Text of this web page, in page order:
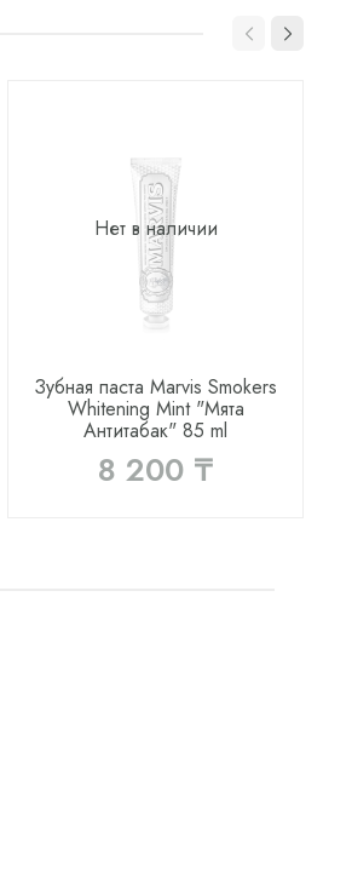
Нет в наличии
Зубная паста Marvis Smokers
Whitening Mint "Мята
Антитабак" 85 ml
8 200 ₸